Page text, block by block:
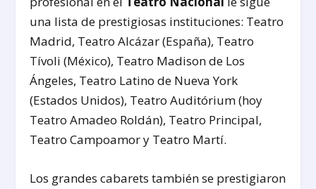
una lista de prestigiosas instituciones: Teatro
Madrid, Teatro Alcázar (España), Teatro
Tívoli (México), Teatro Madison de Los
Ángeles, Teatro Latino de Nueva York
(Estados Unidos), Teatro Auditórium (hoy
Teatro Amadeo Roldán), Teatro Principal,
Teatro Campoamor y Teatro Martí.
Los grandes cabarets también se prestigiaron